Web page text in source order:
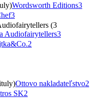
Wordsworth Editions3
3
(3
Audiofairytellers3
2
Ottovo nakladateľstvo2
SK2